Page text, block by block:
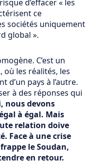
d’effacer « les
ce
sociétés uniquement
global ».
C’est un
les réalités, les
d’un pays à l’autre.
à des réponses qui
nous devons
à égal. Mais
relation doive
Face à une crise
le Soudan,
en retour.